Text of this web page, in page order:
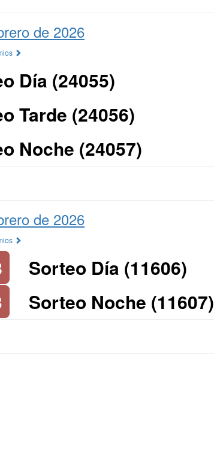
de 2026
Día (24055)
Tarde (24056)
Noche (24057)
de 2026
Sorteo Día (11606)
Sorteo Noche (11607)